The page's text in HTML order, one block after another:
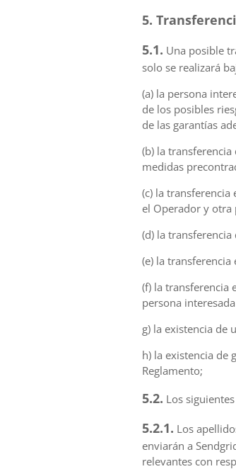
5.
5.1. Una posible
solo se realizará
(a) la persona
de los posibles
de las garantías
(b) la
medidas
(c) la
el Operador y otra
(d) la
(e) la transferencia
(f) la transferencia
persona
g) la existencia de
h) la existencia de
Reglamento;
5.2. Los
5.2.1. Los
enviarán a
relevantes con